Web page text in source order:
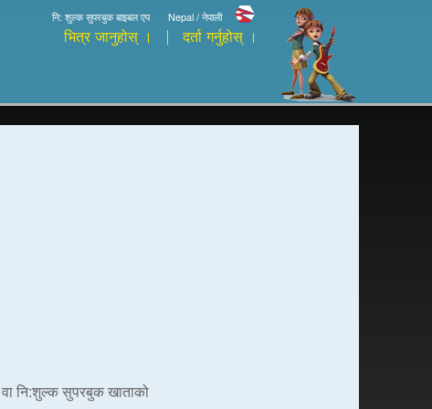
Nepal / नेपाली
नि: शुल्क सुपरबुक बाइबल एप
भित्र जानुहोस् । दर्ता गर्नुहोस् ।
वा नि:शुल्क सुपरबुक खाताको